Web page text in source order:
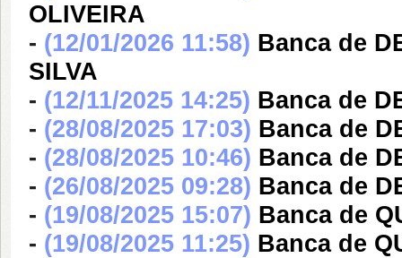
OLIVEIRA
- (12/01/2026 11:58) Banca de
SILVA
- (12/11/2025 14:25) Banca de
- (28/08/2025 17:03) Banca de
- (28/08/2025 10:46) Banca de
- (26/08/2025 09:28) Banca de
- (19/08/2025 15:07) Banca de
- (19/08/2025 11:25) Banca de